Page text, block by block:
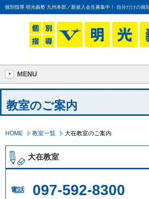
個別指導 明光義塾 九州本部／新規入会生募集中！ 自分だけの個
MENU
教室のご案内
HOME 教室一覧 大在教室のご案内
大在教室
電話 097-592-8300